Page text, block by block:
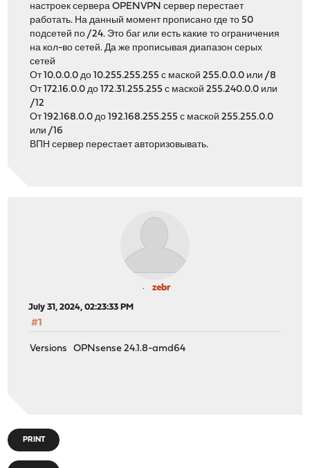
настроек сервера OPENVPN сервер перестает
работать. На данный момент прописано где то 50
подсетей по /24. Это баг или есть какие то ограничения
на кол-во сетей. Да же прописывая диапазон серых
сетей
От 10.0.0.0 до 10.255.255.255 с маской 255.0.0.0 или /8
От 172.16.0.0 до 172.31.255.255 с маской 255.240.0.0 или
/12
От 192.168.0.0 до 192.168.255.255 с маской 255.255.0.0
или /16
ВПН сервер перестает авторизовывать.
zebr
July 31, 2024, 02:23:33 PM
#1
Versions OPNsense 24.1.8-amd64
PRINT